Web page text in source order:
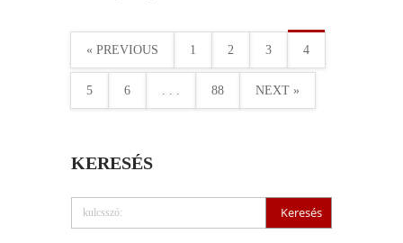
« PREVIOUS 1 2 3 4
5 6 . . . 88 NEXT »
KERESÉS